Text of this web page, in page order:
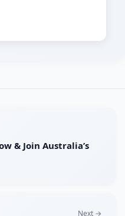
& Join Australia’s
Next →